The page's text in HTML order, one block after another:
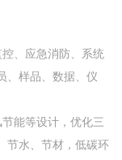
、应急消防、系统
、样品、数据、仪
能等设计，优化三
节水、节材，低碳环